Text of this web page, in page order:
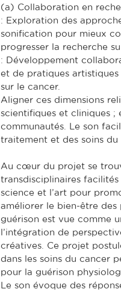
(a) Collaboration en
: Exploration des
sonification pour mieux
progresser la recherche
: Développement
et de pratiques
sur le cancer.
Aligner ces dimensions
scientifiques et cliniques ;
communautés. Le son
traitement et des soins du
Au cœur du projet se
transdisciplinaires
science et l’art pour
améliorer le bien-être des
guérison est vue comme
l’intégration de
créatives. Ce projet
dans les soins du cancer
pour la guérison
Le son évoque des